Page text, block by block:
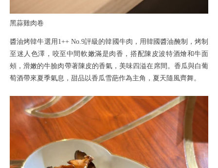
黑蒜雞肉卷
醬油烤韓牛選用1++ No.9評級的韓國牛肉，用韓國醬油醃制，烤制
至迷人色澤，咬至中間軟嫩滿是肉香，搭配陳皮波特酒燴和牛面
頰，滑嫩的牛臉肉帶著陳皮的香氣，美味四溢在席間。香瓜與白葡
萄酒帶來夏季氣息，甜品以香瓜雪葩作為主角，夏天隨風齊舞。